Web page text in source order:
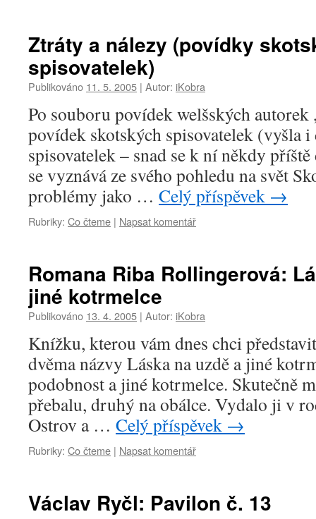
Ztráty a nálezy (povídky
spisovatelek)
Publikováno 11. 5. 2005 | Autor: iKobra
Po souboru povídek welšských
povídek skotských spisovatelek (vyšla
spisovatelek – snad se k ní někdy
se vyznává ze svého pohledu na svět
problémy jako … Celý příspěvek →
Rubriky: Co čteme | Napsat komentář
Romana Riba Rollingerová:
jiné kotrmelce
Publikováno 13. 4. 2005 | Autor: iKobra
Knížku, kterou vám dnes chci
dvěma názvy Láska na uzdě a jiné
podobnost a jiné kotrmelce. Skutečně
přebalu, druhý na obálce. Vydalo ji v
Ostrov a … Celý příspěvek →
Rubriky: Co čteme | Napsat komentář
Václav Ryčl: Pavilon č. 13